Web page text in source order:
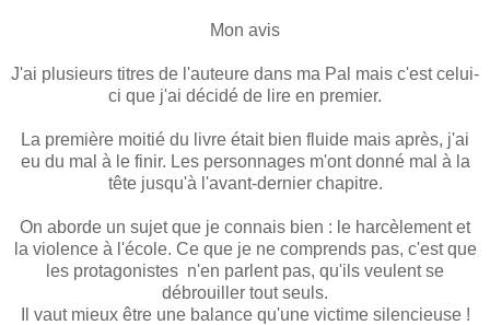
Mon avis
J'ai plusieurs titres de l'auteure dans ma Pal mais c'est celui-
ci que j'ai décidé de lire en premier.
La première moitié du livre était bien fluide mais après, j'ai
eu du mal à le finir. Les personnages m'ont donné mal à la
tête jusqu'à l'avant-dernier chapitre.
On aborde un sujet que je connais bien : le harcèlement et
la violence à l'école. Ce que je ne comprends pas, c'est que
les protagonistes n'en parlent pas, qu'ils veulent se
débrouiller tout seuls.
Il vaut mieux être une balance qu'une victime silencieuse !